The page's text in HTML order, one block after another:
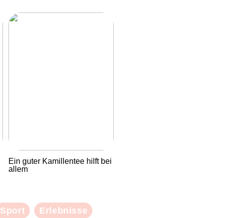
Ein guter Kamillentee hilft bei
allem
Sport
Erlebnisse